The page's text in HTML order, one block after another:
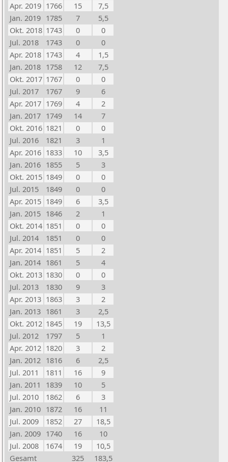
Apr. 2019 1766 15
7,5
Jan. 2019 1785 7
5,5
Okt. 2018 1743 0
0
Jul. 2018
1743 0
0
Apr. 2018 1743 4
1,5
Jan. 2018 1758 12
7,5
Okt. 2017 1767 0
0
Jul. 2017
1767 9
6
Apr. 2017 1769 4
2
Jan. 2017 1749 14
7
Okt. 2016 1821 0
0
Jul. 2016
1821 3
1
Apr. 2016 1833 10
3,5
Jan. 2016 1855 5
3
Okt. 2015 1849 0
0
Jul. 2015
1849 0
0
Apr. 2015 1849 6
3,5
Jan. 2015 1846 2
1
Okt. 2014 1851 0
0
Jul. 2014
1851 0
0
Apr. 2014 1851 5
2
Jan. 2014 1861 5
4
Okt. 2013 1830 0
0
Jul. 2013
1830 9
3
Apr. 2013 1863 3
2
Jan. 2013 1861 3
2,5
Okt. 2012 1845 19
13,5
Jul. 2012
1797 5
1
Apr. 2012 1820 3
2
Jan. 2012 1816 6
2,5
Jul. 2011
1811 16
9
Jan. 2011
1839 10
5
Jul. 2010
1862 6
3
Jan. 2010 1872 16
11
Jul. 2009
1852 27
18,5
Jan. 2009 1740 16
10
Jul. 2008
1674 19
10,5
Gesamt
325 183,5